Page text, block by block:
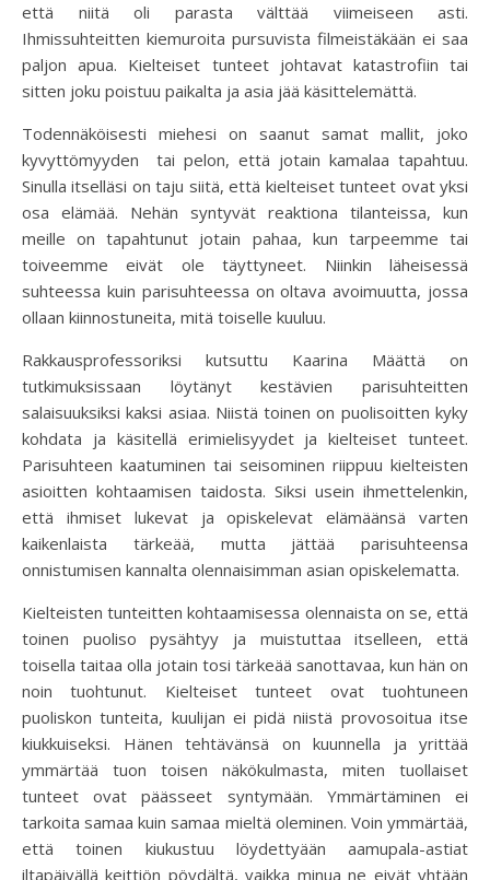
että niitä oli parasta välttää viimeiseen asti.
Ihmissuhteitten kiemuroita pursuvista filmeistäkään ei saa
paljon apua. Kielteiset tunteet johtavat katastrofiin tai
sitten joku poistuu paikalta ja asia jää käsittelemättä.
Todennäköisesti miehesi on saanut samat mallit, joko
kyvyttömyyden tai pelon, että jotain kamalaa tapahtuu.
Sinulla itselläsi on taju siitä, että kielteiset tunteet ovat yksi
osa elämää. Nehän syntyvät reaktiona tilanteissa, kun
meille on tapahtunut jotain pahaa, kun tarpeemme tai
toiveemme eivät ole täyttyneet. Niinkin läheisessä
suhteessa kuin parisuhteessa on oltava avoimuutta, jossa
ollaan kiinnostuneita, mitä toiselle kuuluu.
Rakkausprofessoriksi kutsuttu Kaarina Määttä on
tutkimuksissaan löytänyt kestävien parisuhteitten
salaisuuksiksi kaksi asiaa. Niistä toinen on puolisoitten kyky
kohdata ja käsitellä erimielisyydet ja kielteiset tunteet.
Parisuhteen kaatuminen tai seisominen riippuu kielteisten
asioitten kohtaamisen taidosta. Siksi usein ihmettelenkin,
että ihmiset lukevat ja opiskelevat elämäänsä varten
kaikenlaista tärkeää, mutta jättää parisuhteensa
onnistumisen kannalta olennaisimman asian opiskelematta.
Kielteisten tunteitten kohtaamisessa olennaista on se, että
toinen puoliso pysähtyy ja muistuttaa itselleen, että
toisella taitaa olla jotain tosi tärkeää sanottavaa, kun hän on
noin tuohtunut. Kielteiset tunteet ovat tuohtuneen
puoliskon tunteita, kuulijan ei pidä niistä provosoitua itse
kiukkuiseksi. Hänen tehtävänsä on kuunnella ja yrittää
ymmärtää tuon toisen näkökulmasta, miten tuollaiset
tunteet ovat päässeet syntymään. Ymmärtäminen ei
tarkoita samaa kuin samaa mieltä oleminen. Voin ymmärtää,
että toinen kiukustuu löydettyään aamupala-astiat
iltapäivällä keittiön pöydältä, vaikka minua ne eivät yhtään